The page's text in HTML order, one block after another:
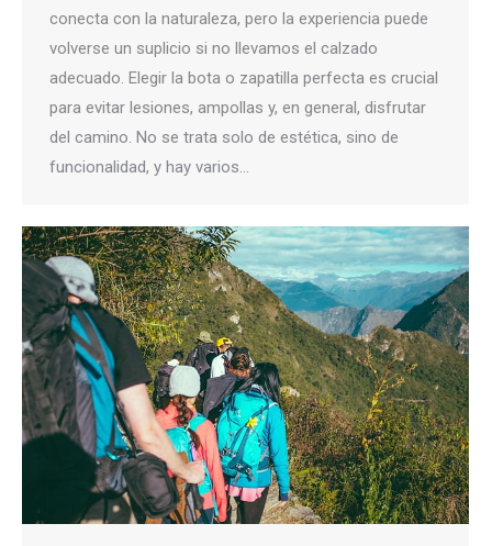
conecta con la naturaleza, pero la experiencia puede
volverse un suplicio si no llevamos el calzado
adecuado. Elegir la bota o zapatilla perfecta es crucial
para evitar lesiones, ampollas y, en general, disfrutar
del camino. No se trata solo de estética, sino de
funcionalidad, y hay varios…